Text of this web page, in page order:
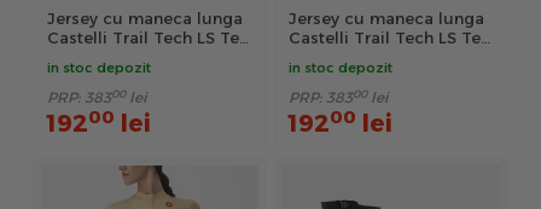
Jersey cu maneca lunga
Castelli Trail Tech LS Tee,
in stoc depozit
PRP: 38300 lei
19200 lei
Jersey cu maneca lunga
Castelli Trail Tech LS Tee,
in stoc depozit
PRP: 38300 lei
19200 lei